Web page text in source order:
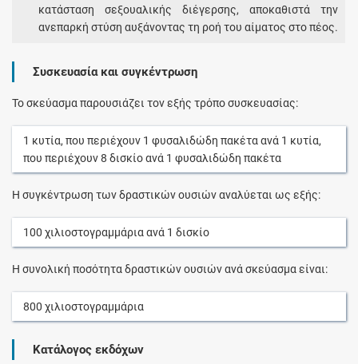
κατάσταση σεξουαλικής διέγερσης, αποκαθιστά την
ανεπαρκή στύση αυξάνοντας τη ροή του αίματος στο πέος.
Συσκευασία και συγκέντρωση
Το σκεύασμα παρουσιάζει τον εξής τρόπο συσκευασίας:
1 κυτία, που περιέχουν 1 φυσαλιδώδη πακέταανά 1 κυτία,
που περιέχουν8 δισκίοανά 1 φυσαλιδώδη πακέτα
Η συγκέντρωση των δραστικών ουσιών αναλύεται ως εξής:
100 χιλιοστογραμμάριαανά 1 δισκίο
Η συνολική ποσότητα δραστικών ουσιών ανά σκεύασμα είναι:
800 χιλιοστογραμμάρια
Κατάλογος εκδόχων